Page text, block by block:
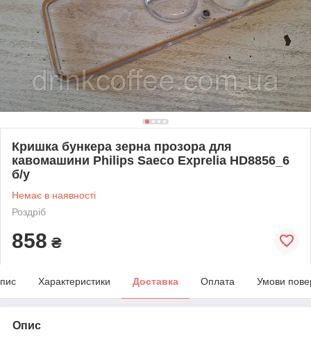
Кришка бункера зерна прозора для
кавомашини Philips Saeco Exprelia HD8856_6
б/у
Немає в наявності
Роздріб
858 ₴
Характеристики Доставка Оплата Умови
Опис